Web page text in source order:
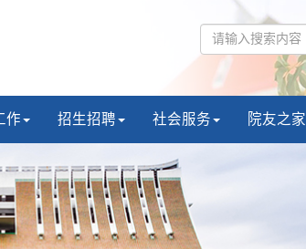
作 招生招聘 社会服务 院友之家